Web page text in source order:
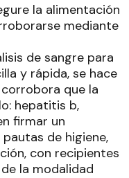
la alimentación
mediante
de sangre para
y rápida, se hace
que la
hepatitis b,
firmar un
de higiene,
con recipientes
la modalidad